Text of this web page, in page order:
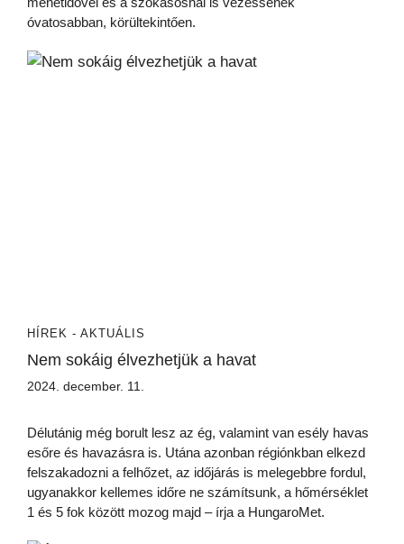
óvatosabban, körültekintően.
HÍREK - AKTUÁLIS
Nem sokáig élvezhetjük a havat
2024. december. 11.
Délutánig még borult lesz az ég, valamint van esély havas
esőre és havazásra is. Utána azonban régiónkban elkezd
felszakadozni a felhőzet, az időjárás is melegebbre fordul,
ugyanakkor kellemes időre ne számítsunk, a hőmérséklet
1 és 5 fok között mozog majd – írja a HungaroMet.